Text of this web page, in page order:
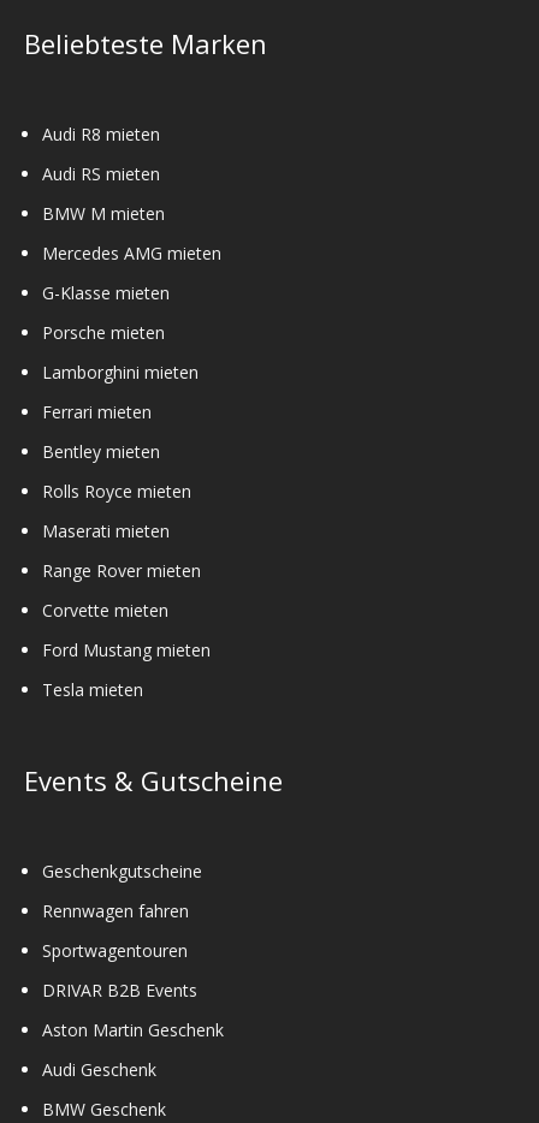
Beliebteste Marken
Audi R8 mieten
Audi RS mieten
BMW M mieten
Mercedes AMG mieten
G-Klasse mieten
Porsche mieten
Lamborghini mieten
Ferrari mieten
Bentley mieten
Rolls Royce mieten
Maserati mieten
Range Rover mieten
Corvette mieten
Ford Mustang mieten
Tesla mieten
Events & Gutscheine
Geschenkgutscheine
Rennwagen fahren
Sportwagentouren
DRIVAR B2B Events
Aston Martin Geschenk
Audi Geschenk
BMW Geschenk